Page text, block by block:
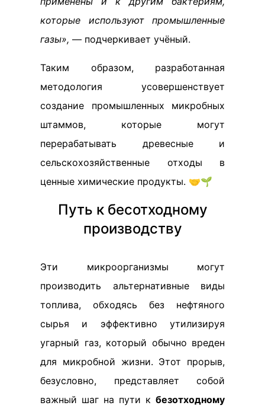
которые используют промышленные
газы», — подчеркивает учёный.
Таким образом, разработанная
методология усовершенствует
создание промышленных микробных
штаммов, которые могут
перерабатывать древесные и
сельскохозяйственные отходы в
ценные химические продукты. 🤝🌱
Путь к бесотходному
производству
Эти микроорганизмы могут
производить альтернативные виды
топлива, обходясь без нефтяного
сырья и эффективно утилизируя
угарный газ, который обычно вреден
для микробной жизни. Этот прорыв,
безусловно, представляет собой
важный шаг на пути к безотходному